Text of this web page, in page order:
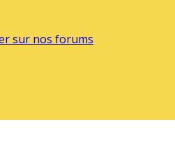
sur nos forums